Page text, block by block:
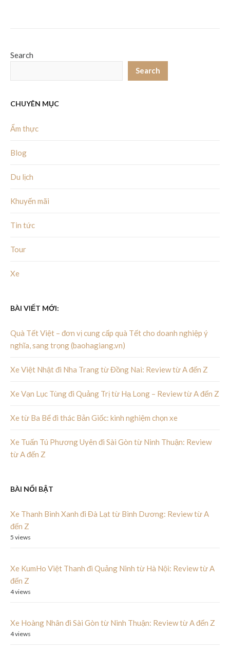
Search
Search
CHUYÊN MỤC
Ẩm thực
Blog
Du lịch
Khuyến mãi
Tin tức
Tour
Xe
BÀI VIẾT MỚI:
Quà Tết Việt – đơn vị cung cấp quà Tết cho doanh nghiệp ý
nghĩa, sang trọng (baohagiang.vn)
Xe Việt Nhật đi Nha Trang từ Đồng Nai: Review từ A đến Z
Xe Vạn Lục Tùng đi Quảng Trị từ Hạ Long – Review từ A đến Z
Xe từ Ba Bể đi thác Bản Giốc: kinh nghiệm chọn xe
Xe Tuấn Tú Phương Uyên đi Sài Gòn từ Ninh Thuận: Review
từ A đến Z
BÀI NỔI BẬT
Xe Thanh Bình Xanh đi Đà Lạt từ Bình Dương: Review từ A
đến Z
5 views
Xe KumHo Việt Thanh đi Quảng Ninh từ Hà Nội: Review từ A
đến Z
4 views
Xe Hoàng Nhân đi Sài Gòn từ Ninh Thuận: Review từ A đến Z
4 views